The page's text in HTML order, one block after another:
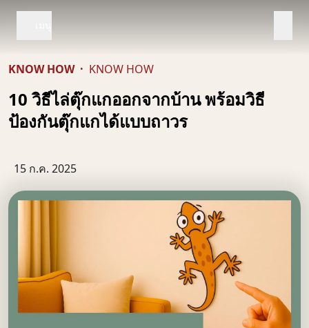
KNOW HOW · KNOW HOW
10 วิธีไล่ตุ๊กแกออกจากบ้าน พร้อมวิธี
ป้องกันตุ๊กแกได้แบบถาวร
15 ก.ค. 2025